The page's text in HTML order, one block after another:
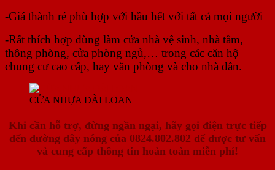
-Giá thành rẻ phù hợp với hầu hết với tất cả mọi người
-Rất thích hợp dùng làm cửa nhà vệ sinh, nhà tắm,
thông phòng, cửa phòng ngủ,… trong các căn hộ
chung cư cao cấp, hay văn phòng và cho nhà dân.
CỬA NHỰA ĐÀI LOAN
Khi cần hỗ trợ, đừng ngần ngại, hãy gọi điện trực tiếp
đến đường dây nóng của 0824.802.802 để được tư vấn
và cung cấp thông tin hoàn toàn miễn phí!